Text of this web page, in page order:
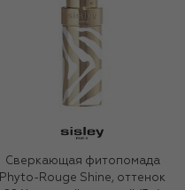
Сверкающая фитопомада
Phyto-Rouge Shine, оттенок